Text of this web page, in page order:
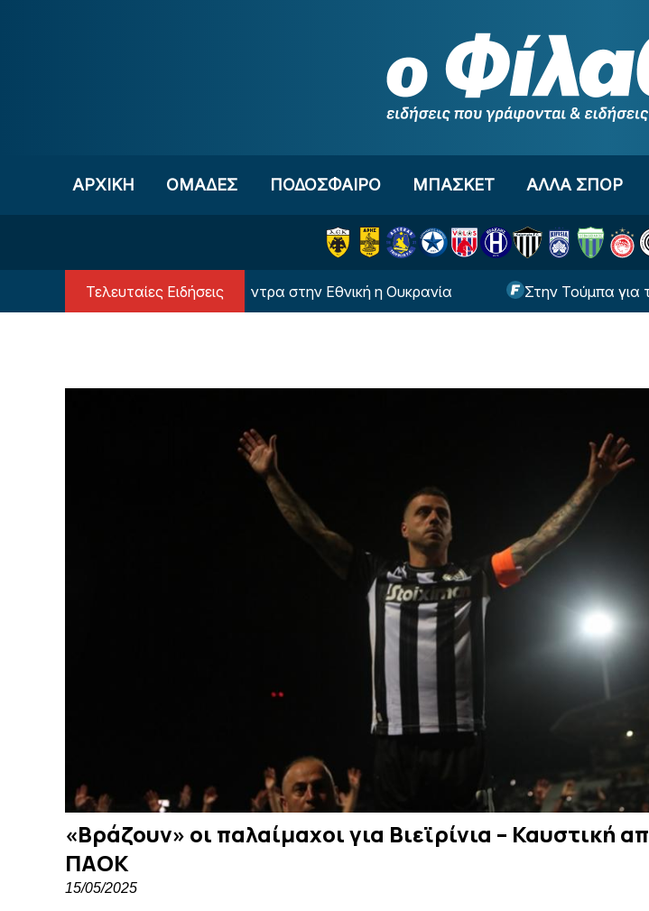
ΑΡΧΙΚΗ OΜΑΔΕΣ ΠΟΔΟΣΦΑΙΡΟ ΜΠΑΣΚΕΤ ΑΛΛΑ ΣΠΟΡ
Τελευταίες Ειδήσεις
Με όλα τα αστέρια της κόντρα στην Εθνική η Ουκρανία Στην Τούμπα για το
«Βράζουν» οι παλαίμαχοι για Βιεϊρίνια – Καυστική
ΠΑΟΚ
15/05/2025